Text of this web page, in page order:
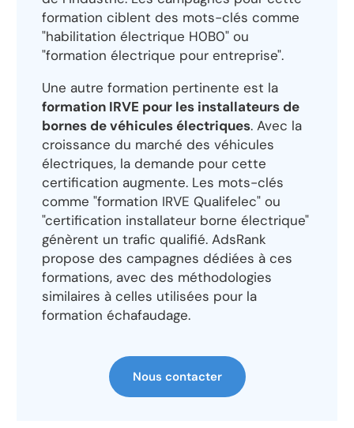
formation ciblent des mots-clés comme
"habilitation électrique H0B0" ou
"formation électrique pour entreprise".
Une autre formation pertinente est la
formation IRVE pour les installateurs de
bornes de véhicules électriques. Avec la
croissance du marché des véhicules
électriques, la demande pour cette
certification augmente. Les mots-clés
comme "formation IRVE Qualifelec" ou
"certification installateur borne électrique"
génèrent un trafic qualifié. AdsRank
propose des campagnes dédiées à ces
formations, avec des méthodologies
similaires à celles utilisées pour la
formation échafaudage.
Nous contacter